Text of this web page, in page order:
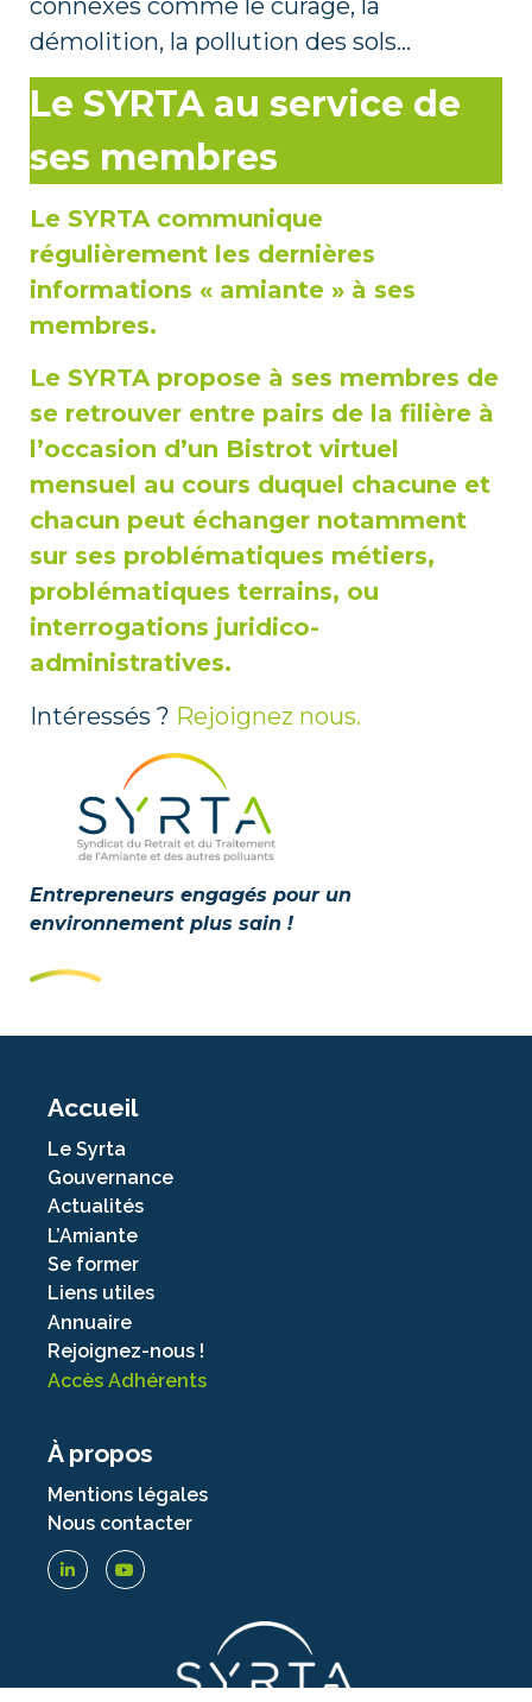
connexes comme le curage, la
démolition, la pollution des sols…
Le SYRTA au service de
ses membres
Le SYRTA communique
régulièrement les dernières
informations « amiante » à ses
membres.
Le SYRTA propose à ses membres de
se retrouver entre pairs de la filière à
l’occasion d’un Bistrot virtuel
mensuel au cours duquel chacune et
chacun peut échanger notamment
sur ses problématiques métiers,
problématiques terrains, ou
interrogations juridico-
administratives.
Intéressés ? Rejoignez nous.
Entrepreneurs engagés pour un
environnement plus sain !
Accueil
Le Syrta
Gouvernance
Actualités
L’Amiante
Se former
Liens utiles
Annuaire
Rejoignez-nous !
Accès Adhérents
À propos
Mentions légales
Nous contacter